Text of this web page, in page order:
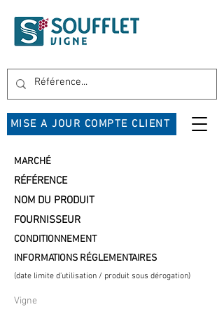
MISE A JOUR COMPTE CLIENT
MARCHÉ
RÉFÉRENCE
NOM DU PRODUIT
FOURNISSEUR
CONDITIONNEMENT
INFORMATIONS RÉGLEMENTAIRES
(date limite d'utilisation / produit sous dérogation)
Vigne